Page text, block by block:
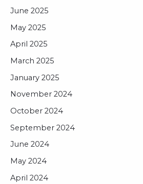
June 2025
May 2025
April 2025
March 2025
January 2025
November 2024
October 2024
September 2024
June 2024
May 2024
April 2024